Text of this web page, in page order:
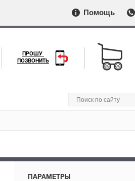
Помощь
ПРОШУ
ПОЗВОНИТЬ
ПАРАМЕТРЫ